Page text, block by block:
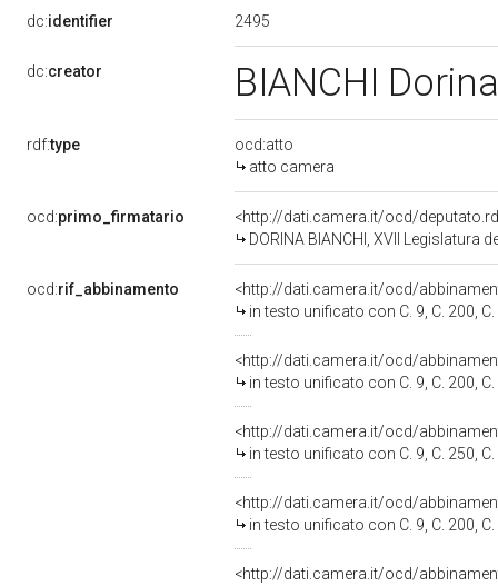
dc:identifier 2495
dc:creator BIANCHI
rdf:type
ocd:atto
atto camera
ocd:primo_firmatario
<http://dati.camera.it/ocd/
DORINA BIANCHI, XVII Legislatura
ocd:rif_abbinamento
<http://dati.camera.it/ocd/
in testo unificato con C. 9, C. 200, C. 250, C. 273, C. 274, C. 349,
<http://dati.camera.it/ocd/
in testo unificato con C. 9, C. 200, C. 250, C. 273, C. 274, C. 349,
<http://dati.camera.it/ocd/
in testo unificato con C. 9, C. 250, C. 273, C. 274, C. 349, C. 369,
<http://dati.camera.it/ocd/
in testo unificato con C. 9, C. 200, C. 273, C. 274, C. 349, C. 369,
<http://dati.camera.it/ocd/